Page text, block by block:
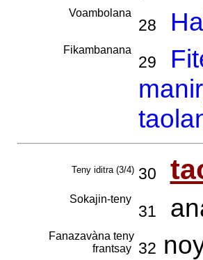
Voambolana
28
Fikambanana
29
Teny iditra (3/4) 30
Sokajin-teny
31
Fanazavàna teny
frantsay
32